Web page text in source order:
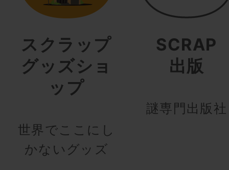
スクラップ
グッズショ
ップ
世界でここにし
かないグッズ
SCRAP
出版
謎専門出版社